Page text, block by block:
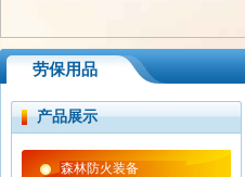
劳保用品
产品展示
森林防火装备